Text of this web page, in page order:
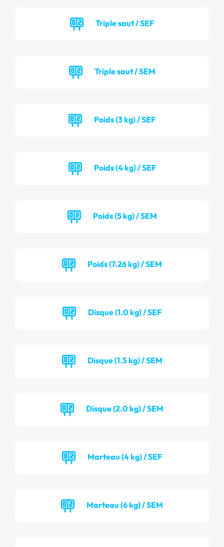
Triple saut / SEF
Triple saut / SEM
Poids (3 kg) / SEF
Poids (4 kg) / SEF
Poids (5 kg) / SEM
Poids (7.26 kg) / SEM
Disque (1.0 kg) / SEF
Disque (1.5 kg) / SEM
Disque (2.0 kg) / SEM
Marteau (4 kg) / SEF
Marteau (6 kg) / SEM